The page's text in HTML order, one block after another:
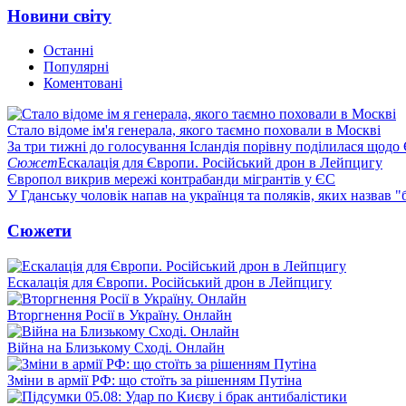
Новини світу
Останні
Популярні
Коментовані
Стало відоме ім'я генерала, якого таємно поховали в Москві
За три тижні до голосування Ісландія порівну поділилася
СюжетЕскалація для Європи. Російський дрон в Лейпцигу
Європол викрив мережі контрабанди мігрантів у ЄС
У Гданську чоловік напав на українця та поляків, яких назвав
Сюжети
Ескалація для Європи. Російський дрон в Лейпцигу
Вторгнення Росії в Україну. Онлайн
Війна на Близькому Сході. Онлайн
Зміни в армії РФ: що стоїть за рішенням Путіна